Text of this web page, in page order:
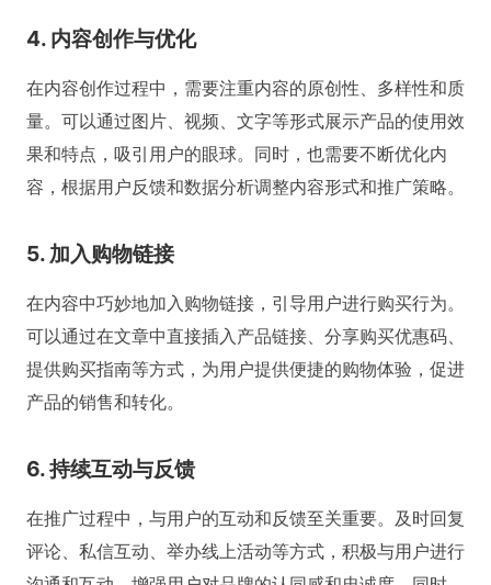
4. 内容创作与优化
在内容创作过程中，需要注重内容的原创性、多样性和质
量。可以通过图片、视频、文字等形式展示产品的使用效
果和特点，吸引用户的眼球。同时，也需要不断优化内
容，根据用户反馈和数据分析调整内容形式和推广策略。
5. 加入购物链接
在内容中巧妙地加入购物链接，引导用户进行购买行为。
可以通过在文章中直接插入产品链接、分享购买优惠码、
提供购买指南等方式，为用户提供便捷的购物体验，促进
产品的销售和转化。
6. 持续互动与反馈
在推广过程中，与用户的互动和反馈至关重要。及时回复
评论、私信互动、举办线上活动等方式，积极与用户进行